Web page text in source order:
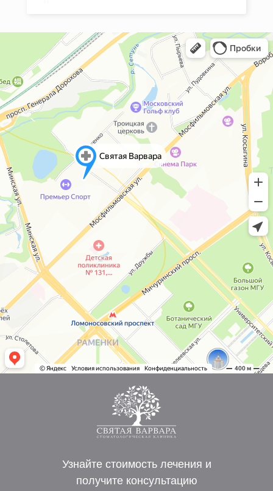
Узнайте стоимость лечения и
получите консультацию